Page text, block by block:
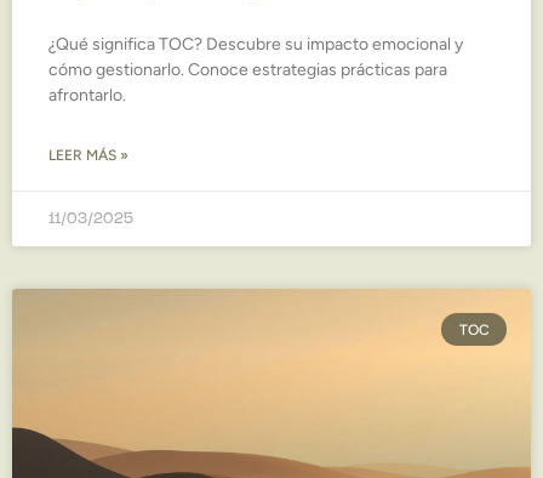
¿Qué significa TOC? Descubre su impacto emocional y
cómo gestionarlo. Conoce estrategias prácticas para
afrontarlo.
LEER MÁS »
11/03/2025
TOC